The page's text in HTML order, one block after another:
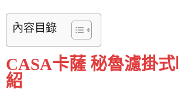
內容目錄
CASA卡薩 秘魯濾掛
紹